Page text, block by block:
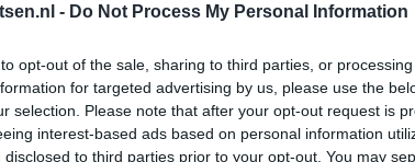
- Do Not Process My Personal Information
opt-out of the sale, sharing to third parties, or
for targeted advertising by us, please use the
selection. Please note that after your opt-out request is
interest-based ads based on personal information
disclosed to third parties prior to your opt-out. You may
Ajax en FC Twente in Europa
"Kampioen met Jong Ajax"
schrijft geschiedenis met rode kaart in WK-finale